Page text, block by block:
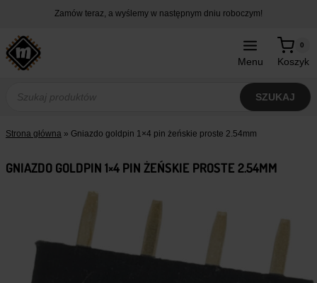
treści
Zamów teraz, a wyślemy w następnym dniu roboczym!
Menu Koszyk
0
produktów
SZUKAJ
Strona główna » Gniazdo goldpin 1×4 pin żeńskie proste 2.54mm
GNIAZDO GOLDPIN 1×4 PIN ŻEŃSKIE PROSTE 2.54MM